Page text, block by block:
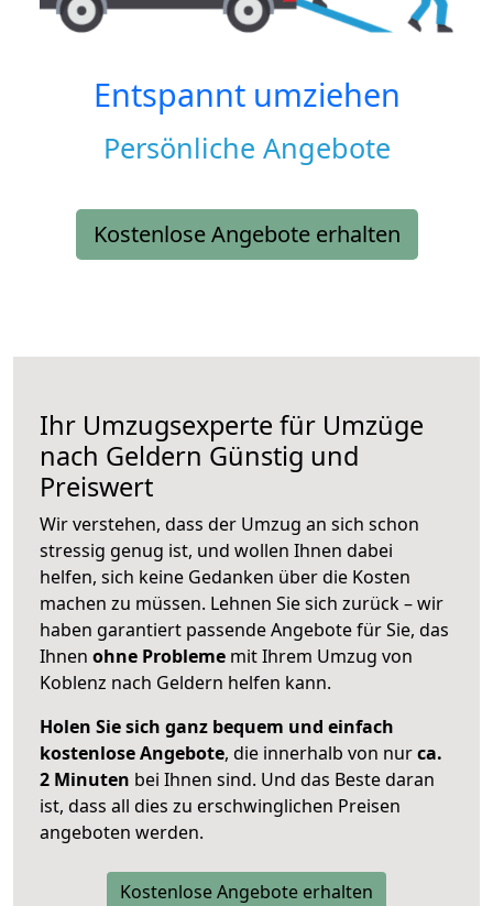
Entspannt umziehen
Persönliche Angebote
Kostenlose Angebote erhalten
Ihr Umzugsexperte für Umzüge
nach Geldern Günstig und
Preiswert
Wir verstehen, dass der Umzug an sich schon
stressig genug ist, und wollen Ihnen dabei
helfen, sich keine Gedanken über die Kosten
machen zu müssen. Lehnen Sie sich zurück – wir
haben garantiert passende Angebote für Sie, das
Ihnen ohne Probleme mit Ihrem Umzug von
Koblenz nach Geldern helfen kann.
Holen Sie sich ganz bequem und einfach
kostenlose Angebote, die innerhalb von nurca.
2 Minuten bei Ihnen sind. Und das Beste daran
ist, dass all dies zu erschwinglichen Preisen
angeboten werden.
Kostenlose Angebote erhalten